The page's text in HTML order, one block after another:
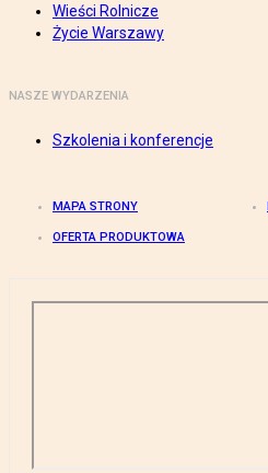
Wieści Rolnicze
Życie Warszawy
NASZE WYDARZENIA
Szkolenia i konferencje
MAPA STRONY
OFERTA PRODUKTOWA